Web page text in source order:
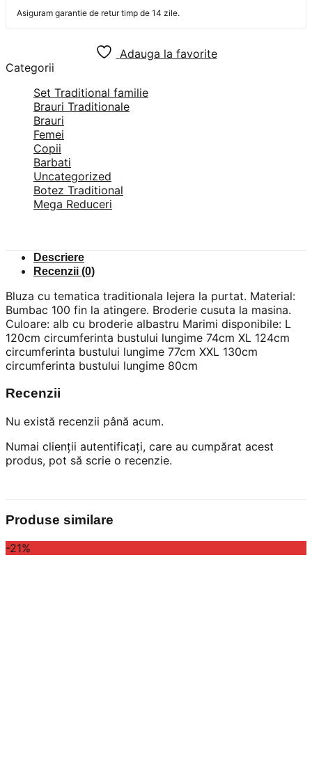
Asiguram garantie de retur timp de 14 zile.
Adauga la favorite
Categorii
Set Traditional familie
Brauri Traditionale
Brauri
Femei
Copii
Barbati
Uncategorized
Botez Traditional
Mega Reduceri
Descriere
Recenzii (0)
Bluza cu tematica traditionala lejera la purtat. Material:
Bumbac 100 fin la atingere. Broderie cusuta la masina.
Culoare: alb cu broderie albastru Marimi disponibile: L
120cm circumferinta bustului lungime 74cm XL 124cm
circumferinta bustului lungime 77cm XXL 130cm
circumferinta bustului lungime 80cm
Recenzii
Nu există recenzii până acum.
Numai clienții autentificați, care au cumpărat acest
produs, pot să scrie o recenzie.
Produse similare
-21%